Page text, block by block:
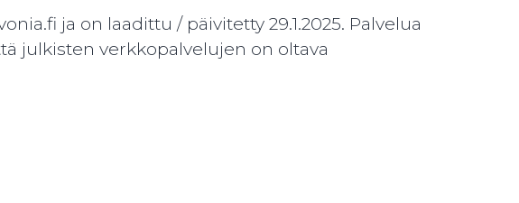
ja on laadittu / päivitetty 29.1.2025. Palvelua
julkisten verkkopalvelujen on oltava